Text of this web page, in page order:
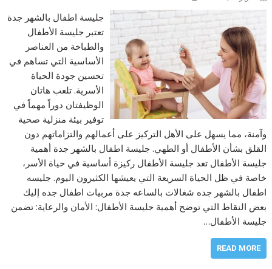
جليسة اطفال بالشهر جدة
تعتبر جليسة الأطفال
والطباخة من العناصر
الأساسية التي تساهم في
تحسين جودة الحياة
الأسرية. تلعب هاتان
الوظيفتان دوراً مهماً في
توفير بيئة منزلية صحية
وآمنة، مما يسهل على الأهل التركيز على أعمالهم والتزاماتهم دون
القلق بشأن الأطفال أو الطهي. جليسة اطفال بالشهر جدة أهمية
جليسة الأطفال تعد جليسة الأطفال ركيزة أساسية في حياة الأسر،
خاصة في ظل الحياة السريعة التي يعيشها الكثيرون اليوم. جليسه
اطفال بالشهر جده شغالات بالساعه جدة مربيات اطفال جده إليك
بعض النقاط التي توضح أهمية جليسة الأطفال: الأمان والرعاية: تضمن
جليسة الأطفال…
READ MORE